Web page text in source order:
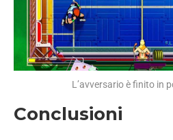
L’avversario è finito in
Conclusioni